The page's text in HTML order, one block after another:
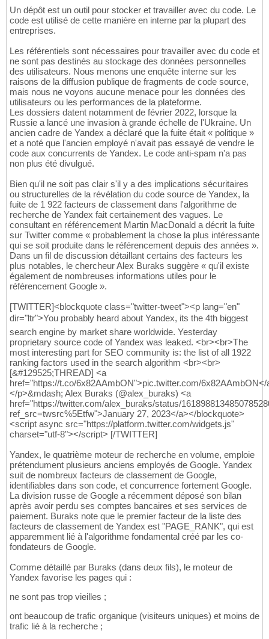
Un dépôt est un outil pour stocker et travailler avec du code. Le
code est utilisé de cette manière en interne par la plupart des
entreprises.
Les référentiels sont nécessaires pour travailler avec du code et
ne sont pas destinés au stockage des données personnelles
des utilisateurs. Nous menons une enquête interne sur les
raisons de la diffusion publique de fragments de code source,
mais nous ne voyons aucune menace pour les données des
utilisateurs ou les performances de la plateforme.
Les dossiers datent notamment de février 2022, lorsque la
Russie a lancé une invasion à grande échelle de l'Ukraine. Un
ancien cadre de Yandex a déclaré que la fuite était « politique »
et a noté que l'ancien employé n'avait pas essayé de vendre le
code aux concurrents de Yandex. Le code anti-spam n'a pas
non plus été divulgué.
Bien qu'il ne soit pas clair s'il y a des implications sécuritaires
ou structurelles de la révélation du code source de Yandex, la
fuite de 1 922 facteurs de classement dans l'algorithme de
recherche de Yandex fait certainement des vagues. Le
consultant en référencement Martin MacDonald a décrit la fuite
sur Twitter comme « probablement la chose la plus intéressante
qui se soit produite dans le référencement depuis des années ».
Dans un fil de discussion détaillant certains des facteurs les
plus notables, le chercheur Alex Buraks suggère « qu'il existe
également de nombreuses informations utiles pour le
référencement Google ».
[TWITTER]<blockquote class="twitter-tweet"><p lang="en"
dir="ltr">You probably heard about Yandex, its the 4th biggest
search engine by market share worldwide. Yesterday
proprietary source code of Yandex was leaked. <br><br>The
most interesting part for SEO community is: the list of all 1922
ranking factors used in the search algorithm <br><br>
[&#129525;THREAD] <a
href="https://t.co/6x82AAmbON">pic.twitter.com/6x82AAmbON</
</p>&mdash; Alex Buraks (@alex_buraks) <a
href="https://twitter.com/alex_buraks/status/
ref_src=twsrc%5Etfw">January 27, 2023</a></blockquote>
<script async src="https://platform.twitter.com/widgets.js"
charset="utf-8"></script> [/TWITTER]
Yandex, le quatrième moteur de recherche en volume, emploie
prétendument plusieurs anciens employés de Google. Yandex
suit de nombreux facteurs de classement de Google,
identifiables dans son code, et concurrence fortement Google.
La division russe de Google a récemment déposé son bilan
après avoir perdu ses comptes bancaires et ses services de
paiement. Buraks note que le premier facteur de la liste des
facteurs de classement de Yandex est "PAGE_RANK", qui est
apparemment lié à l'algorithme fondamental créé par les co-
fondateurs de Google.
Comme détaillé par Buraks (dans deux fils), le moteur de
Yandex favorise les pages qui :
ne sont pas trop vieilles ;
ont beaucoup de trafic organique (visiteurs uniques) et moins de
trafic lié à la recherche ;